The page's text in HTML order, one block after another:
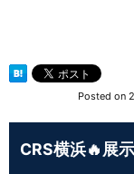
Posted on
CRS横浜🔥展